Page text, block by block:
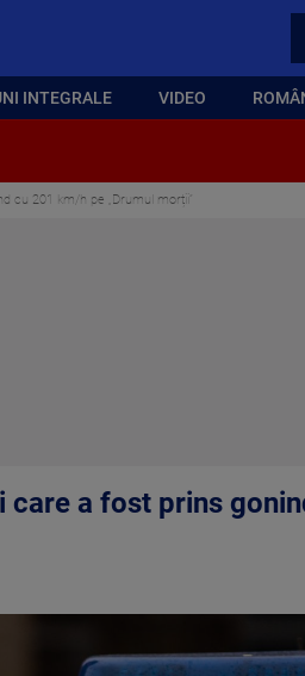
INTEGRALE VIDEO
cu 201 km/h pe „Drumul morții”
a fost prins